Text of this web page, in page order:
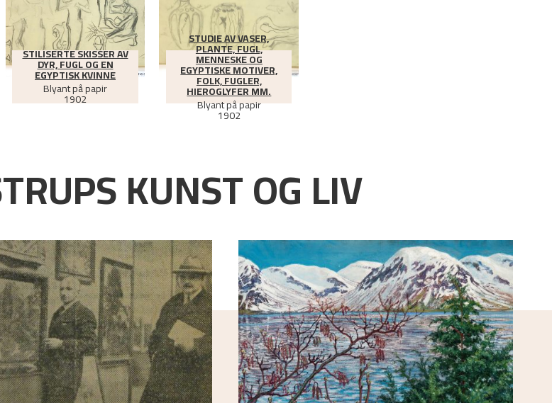
STILISERTE SKISSER AV
DYR, FUGL OG EN
EGYPTISK KVINNE
Blyant på papir
1902
STUDIE AV VASER,
PLANTE, FUGL,
MENNESKE OG
EGYPTISKE MOTIVER,
FOLK, FUGLER,
HIEROGLYFER MM.
Blyant på papir
1902
KUNST OG LIV